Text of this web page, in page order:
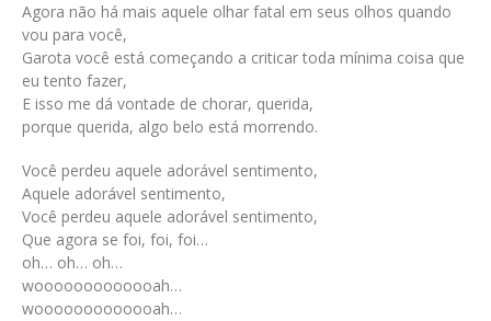
Agora não há mais aquele olhar fatal em seus olhos quando
vou para você,
Garota você está começando a criticar toda mínima coisa que
eu tento fazer,
E isso me dá vontade de chorar, querida,
porque querida, algo belo está morrendo.
Você perdeu aquele adorável sentimento,
Aquele adorável sentimento,
Você perdeu aquele adorável sentimento,
Que agora se foi, foi, foi…
oh… oh… oh…
wooooooooooooah…
wooooooooooooah…